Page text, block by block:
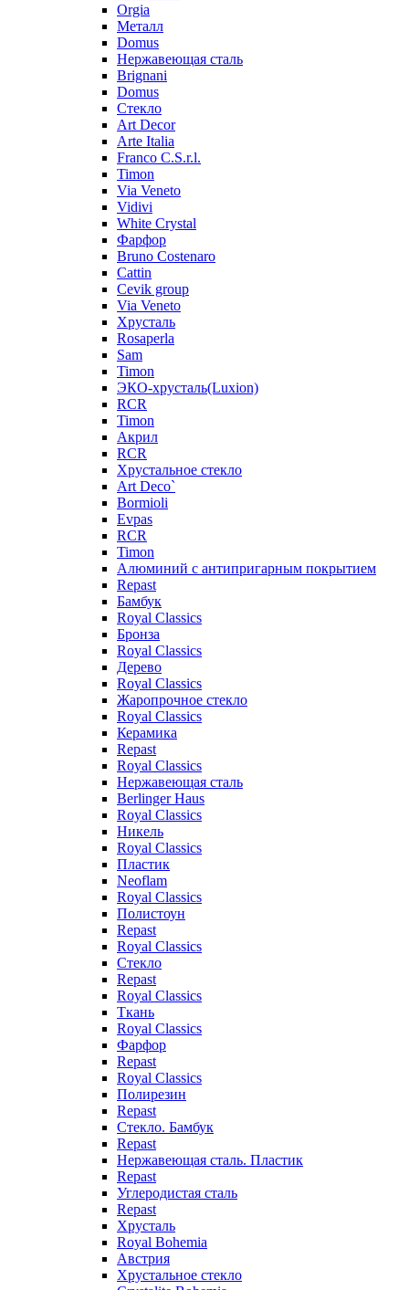
Orgia
Металл
Domus
Нержавеющая сталь
Brignani
Domus
Стекло
Art Decor
Arte Italia
Franco C.S.r.l.
Timon
Via Veneto
Vidivi
White Crystal
Фарфор
Bruno Costenaro
Cattin
Cevik group
Via Veneto
Хрусталь
Rosaperla
Sam
Timon
ЭКО-хрусталь(Luxion)
RCR
Timon
Акрил
RCR
Хрустальное стекло
Art Deco`
Bormioli
Evpas
RCR
Timon
Алюминий с антипригарным покрытием
Repast
Бамбук
Royal Classics
Бронза
Royal Classics
Дерево
Royal Classics
Жаропрочное стекло
Royal Classics
Керамика
Repast
Royal Classics
Нержавеющая сталь
Berlinger Haus
Royal Classics
Никель
Royal Classics
Пластик
Neoflam
Royal Classics
Полистоун
Repast
Royal Classics
Стекло
Repast
Royal Classics
Ткань
Royal Classics
Фарфор
Repast
Royal Classics
Полирезин
Repast
Стекло. Бамбук
Repast
Нержавеющая сталь. Пластик
Repast
Углеродистая сталь
Repast
Хрусталь
Royal Bohemia
Австрия
Хрустальное стекло